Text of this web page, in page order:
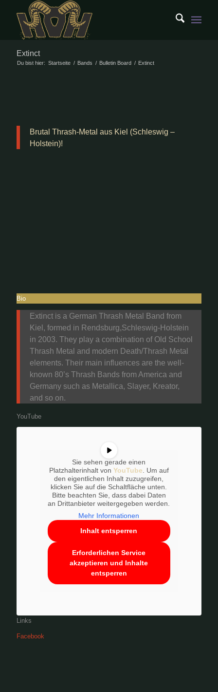
Extinct
Du bist hier: Startseite / Bands / Bulletin Board / Extinct
Brutal Thrash-Metal aus Kiel (Schleswig –
Holstein)!
Bio
Extinct is a German Thrash Metal Band from
Kiel, formed in Rendsburg,Schleswig-Holstein
in 2003. They play a combination of Old School
Thrash Metal and modern Death/Thrash Metal
elements. Their main influences are the well-
known 80’s Thrash Bands from America and
Germany such as Metallica, Slayer, Kreator,
and so on.
YouTube
Sie sehen gerade einen
Platzhalterinhalt von YouTube. Um auf
den eigentlichen Inhalt zuzugreifen,
klicken Sie auf die Schaltfläche unten.
Bitte beachten Sie, dass dabei Daten
an Drittanbieter weitergegeben werden.
Mehr Informationen
Inhalt entsperren
Erforderlichen Service
akzeptieren und Inhalte
entsperren
Links
Facebook